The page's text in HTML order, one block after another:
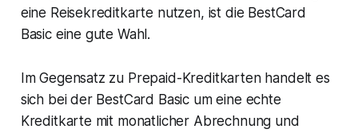
eine Reisekreditkarte nutzen, ist die BestCard
Basic eine gute Wahl.
Im Gegensatz zu Prepaid-Kreditkarten handelt es
sich bei der BestCard Basic um eine echte
Kreditkarte mit monatlicher Abrechnung und